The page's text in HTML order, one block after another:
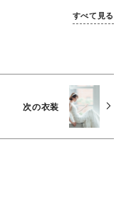
すべて見る
次の衣装